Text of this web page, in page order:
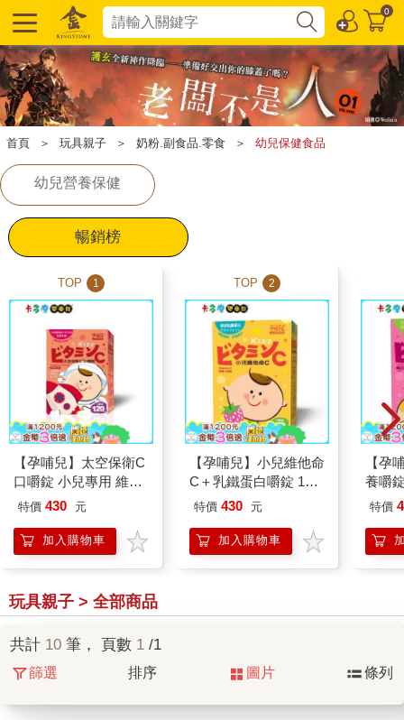
0
首頁 ＞ 玩具親子 ＞ 奶粉.副食品.零食 ＞ 幼兒保健食品
幼兒營養保健
暢銷榜
TOP 1
【孕哺兒】太空保衛C
口嚼錠 小兒專用 維他
命C ＋ D3 ＋ 鋅 黑醋
特價 430 元
加入購物車
TOP 2
【孕哺兒】小兒維他命
C＋乳鐵蛋白嚼錠 150
粒｜卡多摩
特價 430 元
加入購物車
【孕
養嚼
特價
玩具親子 > 全部商品
共計 10 筆， 頁數 1 /1
篩選 排序 圖片 條列